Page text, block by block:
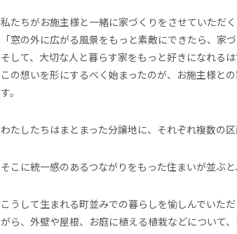
私たちがお施主様と一緒に家づくりをさせていただ
「窓の外に広がる風景をもっと素敵にできたら、家
そして、大切な人と暮らす家をもっと好きになれるは
この想いを形にするべく始まったのが、お施主様と
す。
わたしたちはまとまった分譲地に、それぞれ複数の区
そこに統一感のあるつながりをもった住まいが並ぶ
こうして生まれる町並みでの暮らしを愉しんでいた
がら、外壁や屋根、お庭に植える植栽などについて